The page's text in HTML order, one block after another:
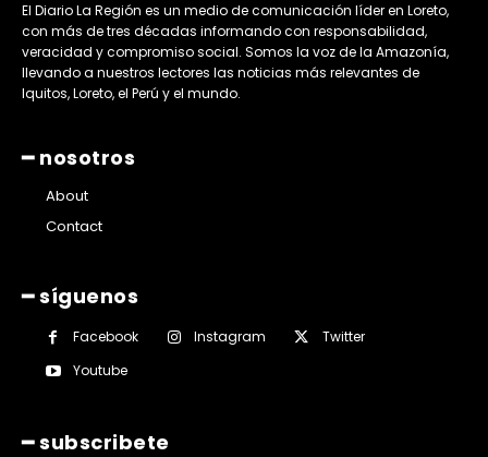
El Diario La Región es un medio de comunicación líder en Loreto,
con más de tres décadas informando con responsabilidad,
veracidad y compromiso social. Somos la voz de la Amazonía,
llevando a nuestros lectores las noticias más relevantes de
Iquitos, Loreto, el Perú y el mundo.
━ nosotros
About
Contact
━ síguenos
Facebook Instagram
Twitter
Youtube
━ subscribete